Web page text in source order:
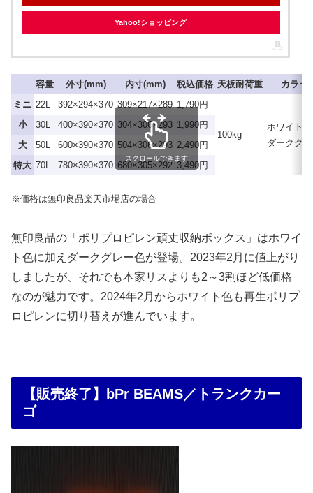
Yahoo!ショッピング
容量 外寸(mm) 内寸(mm) 税込価格 天板耐荷重
カラー
ミニ 22L 392×294×370 309×217×289 1,790円
100kg
ホワイト
ダークグ
小 30L 400×390×370 304×306×293 1,990円
大
50L 600×390×370 504×306×293 2,490円
特大 70L 780×390×370 680×305×292 3,490円
スクロールできます
※価格は無印良品楽天市場店の場合
無印良品の「ポリプロピレン頑丈収納ボックス」はホワイ
ト色に加えダークグレー色が登場。2023年2月に値上がり
しましたが、それでも本家リスよりも2～3割ほど低価格
なのが魅力です。2024年2月からホワイト色も再生ポリプ
ロピレンに切り替えが進んでいます。
【販売終了】bPr BEAMS／トランクカー
ゴ